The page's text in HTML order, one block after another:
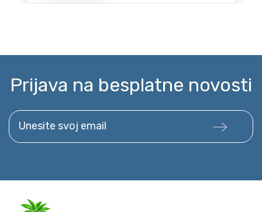
Prijava na besplatne novosti
Unesite svoj email